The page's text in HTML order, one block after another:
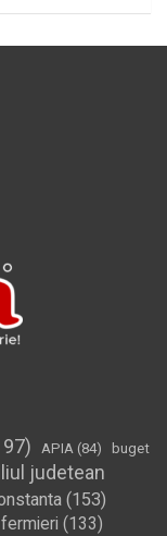
APIA (84)
buget
judetean
(153)
fermieri (133)